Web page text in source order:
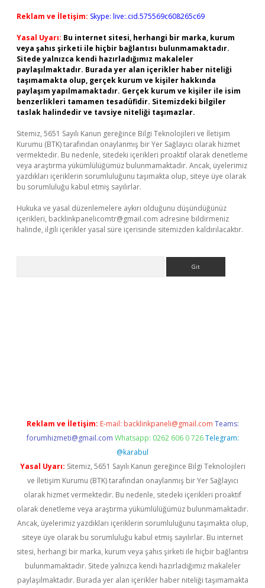
Reklam ve İletişim: Skype: live:.cid.575569c608265c69
Yasal Uyarı: Bu internet sitesi, herhangi bir marka, kurum
veya şahıs şirketi ile hiçbir bağlantısı bulunmamaktadır.
Sitede yalnızca kendi hazırladığımız makaleler
paylaşılmaktadır. Burada yer alan içerikler haber niteliği
taşımamakta olup, gerçek kurum ve kişiler hakkında
paylaşım yapılmamaktadır. Gerçek kurum ve kişiler ile isim
benzerlikleri tamamen tesadüfidir. Sitemizdeki bilgiler
taslak halindedir ve tavsiye niteliği taşımazlar.
Sitemiz, 5651 Sayılı Kanun gereğince Bilgi Teknolojileri ve İletişim
Kurumu (BTK) tarafından onaylanmış bir Yer Sağlayıcı olarak hizmet
vermektedir. Bu nedenle, sitedeki içerikleri proaktif olarak denetleme
veya araştırma yükümlülüğümüz bulunmamaktadır. Ancak, üyelerimiz
yazdıkları içeriklerin sorumluluğunu taşımakta olup, siteye üye olarak
bu sorumluluğu kabul etmiş sayılırlar.
Hukuka ve yasal düzenlemelere aykırı olduğunu düşündüğünüz
içerikleri, backlinkpanelicomtr@gmail.com adresine bildirmeniz
halinde, ilgili içerikler yasal süre içerisinde sitemizden kaldırılacaktır.
Reklam ve İletişim: E-mail: backlinkpaneli@gmail.com Teams:
forumhizmeti@gmail.com Whatsapp: 0262 606 0 726 Telegram:
@karabul
Yasal Uyarı: Sitemiz, 5651 Sayılı Kanun gereğince Bilgi Teknolojileri
ve İletişim Kurumu (BTK) tarafından onaylanmış bir Yer Sağlayıcı
olarak hizmet vermektedir. Bu nedenle, sitedeki içerikleri proaktif
olarak denetleme veya araştırma yükümlülüğümüz bulunmamaktadır.
Ancak, üyelerimiz yazdıkları içeriklerin sorumluluğunu taşımakta olup,
siteye üye olarak bu sorumluluğu kabul etmiş sayılırlar. Bu internet
sitesi, herhangi bir marka, kurum veya şahıs şirketi ile hiçbir bağlantısı
bulunmamaktadır. Sitede yalnızca kendi hazırladığımız makaleler
paylaşılmaktadır. Burada yer alan içerikler haber niteliği taşımamakta